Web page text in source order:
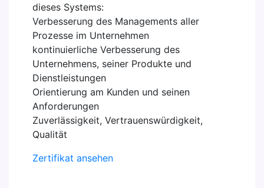
dieses Systems:
Verbesserung des Managements aller
Prozesse im Unternehmen
kontinuierliche Verbesserung des
Unternehmens, seiner Produkte und
Dienstleistungen
Orientierung am Kunden und seinen
Anforderungen
Zuverlässigkeit, Vertrauenswürdigkeit,
Qualität
Zertifikat ansehen